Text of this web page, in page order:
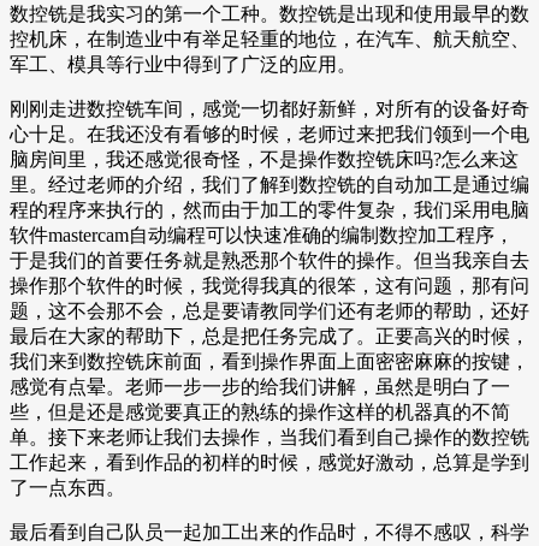
数控铣是我实习的第一个工种。数控铣是出现和使用最早的数
控机床，在制造业中有举足轻重的地位，在汽车、航天航空、
军工、模具等行业中得到了广泛的应用。
刚刚走进数控铣车间，感觉一切都好新鲜，对所有的设备好奇
心十足。在我还没有看够的时候，老师过来把我们领到一个电
脑房间里，我还感觉很奇怪，不是操作数控铣床吗?怎么来这
里。经过老师的介绍，我们了解到数控铣的自动加工是通过编
程的程序来执行的，然而由于加工的零件复杂，我们采用电脑
软件mastercam自动编程可以快速准确的编制数控加工程序，
于是我们的首要任务就是熟悉那个软件的操作。但当我亲自去
操作那个软件的时候，我觉得我真的很笨，这有问题，那有问
题，这不会那不会，总是要请教同学们还有老师的帮助，还好
最后在大家的帮助下，总是把任务完成了。正要高兴的时候，
我们来到数控铣床前面，看到操作界面上面密密麻麻的按键，
感觉有点晕。老师一步一步的给我们讲解，虽然是明白了一
些，但是还是感觉要真正的熟练的操作这样的机器真的不简
单。接下来老师让我们去操作，当我们看到自己操作的数控铣
工作起来，看到作品的初样的时候，感觉好激动，总算是学到
了一点东西。
最后看到自己队员一起加工出来的作品时，不得不感叹，科学